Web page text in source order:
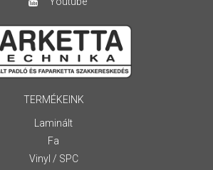
TERMÉKEINK
Laminált
Fa
Vinyl / SPC